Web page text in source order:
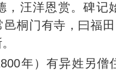
，汪洋恩赏。碑记
邑桐门有寺，曰福
年）有异姓另